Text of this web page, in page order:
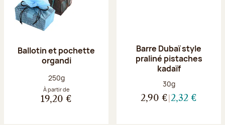
Ballotin et pochette
organdi
Poids net :
250g
À partir de
19,20 €
Barre Dubaï style
praliné pistaches
kadaïf
Poids net :
30g
2,90 € 2,32 €